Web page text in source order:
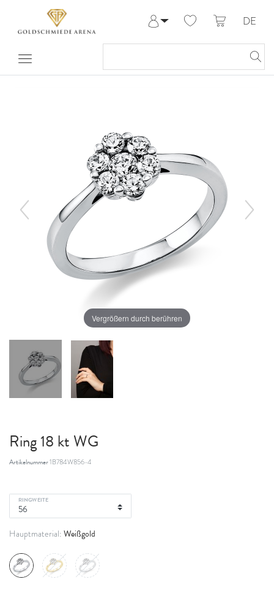
Meine Bestellungen
DE
Vergrößern durch berühren
Ring 18 kt WG
Artikelnummer1B784W856-4
RINGWEITE
Hauptmaterial: Weißgold